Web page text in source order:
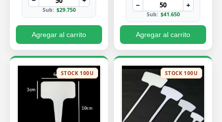
Sub: $29.750
Agregar al carrito
− +
Sub: $41.650
Agregar al carrito
STOCK 100U STOCK 100U